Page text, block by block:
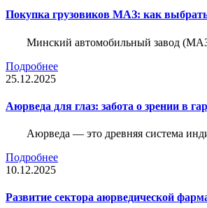
Покупка грузовиков МАЗ: как выбрать
Минский автомобильный завод
Подробнее
25.12.2025
Аюрведа для глаз: забота о зрении в
Аюрведа — это древняя система
Подробнее
10.12.2025
Развитие сектора аюрведической